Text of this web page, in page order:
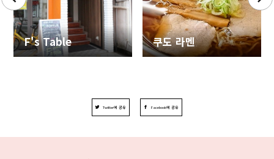
F's Table 쿠도 라멘
Twitter에 공유 Facebook에 공유